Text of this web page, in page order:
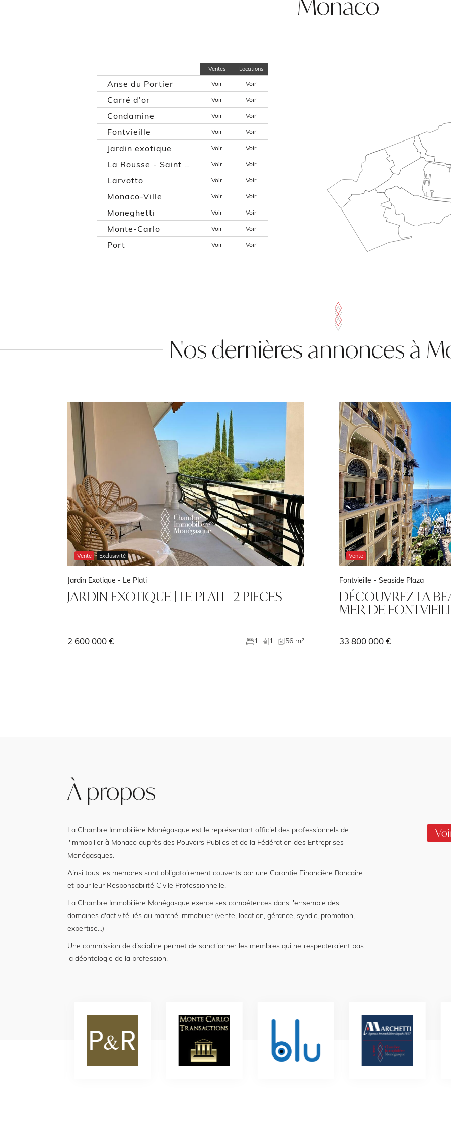
Monaco
Ventes Locations
Anse du Portier Voir Voir
Carré d'or Voir Voir
Condamine Voir Voir
Fontvieille Voir Voir
Jardin exotique Voir Voir
Voir Voir
Larvotto Voir Voir
Monaco-Ville Voir Voir
Moneghetti Voir Voir
Monte-Carlo Voir Voir
Port Voir Voir
Nos dernières annonces à
Vente Exclusivité
Jardin Exotique - Le Plati
JARDIN EXOTIQUE | LE PLATI | 2 PIECES
2 600 000 € 1 1 56 m²
Vente
Fontvieille -Seaside Plaza
DÉCOUVREZ LA
MER DE
33 800 000 €
À propos
La Chambre Immobilière Monégasque est le représentant officiel des professionnels de
l'immobilier à Monaco auprès des Pouvoirs Publics et de la Fédération des Entreprises
Monégasques.
Ainsi tous les membres sont obligatoirement couverts par une Garantie Financière Bancaire
et pour leur Responsabilité Civile Professionnelle.
La Chambre Immobilière Monégasque exerce ses compétences dans l'ensemble des
domaines d'activité liés au marché immobilier (vente, location, gérance, syndic, promotion,
expertise...)
Une commission de discipline permet de sanctionner les membres qui ne respecteraient pas
la déontologie de la profession.